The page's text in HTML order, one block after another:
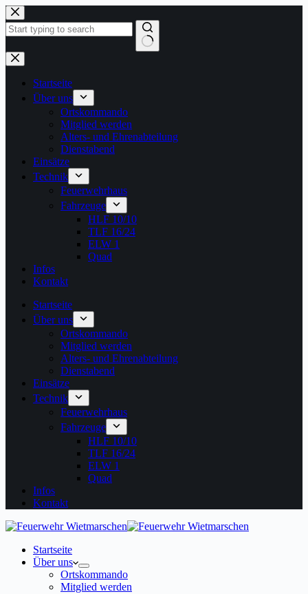
Zum
Inhalt
springen
Keine
Ergebnisse
Startseite
Über uns
Ortskommando
Mitglied werden
Alters- und Ehrenabteilung
Dienstabend
Einsätze
Technik
Feuerwehrhaus
Fahrzeuge
HLF 10/10
TLF 16/24
ELW 1
Quad
Infos
Kontakt
Startseite
Über uns
Ortskommando
Mitglied werden
Alters- und Ehrenabteilung
Dienstabend
Einsätze
Technik
Feuerwehrhaus
Fahrzeuge
HLF 10/10
TLF 16/24
ELW 1
Quad
Infos
Kontakt
Startseite
Über uns
Ortskommando
Mitglied werden